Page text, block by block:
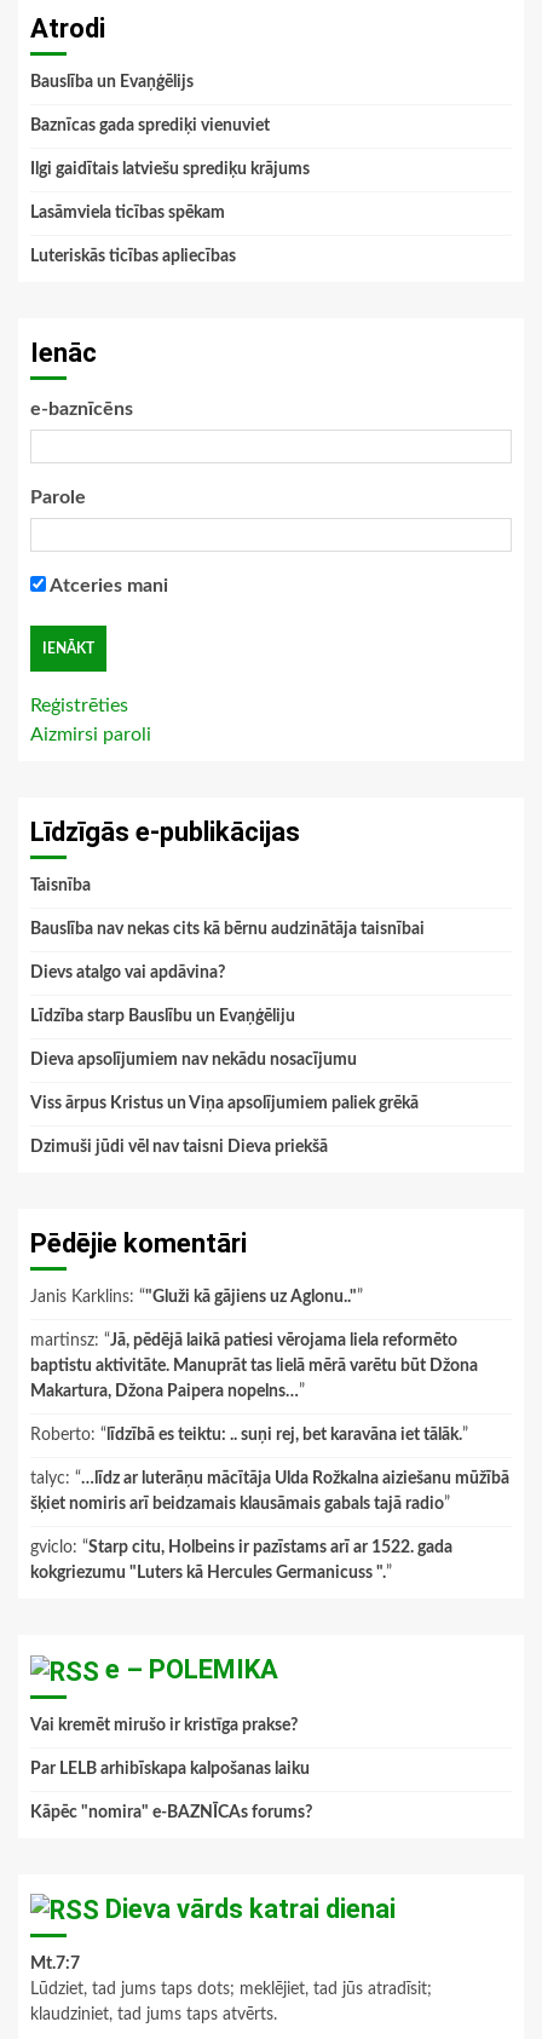
Atrodi
Bauslība un Evaņģēlijs
Baznīcas gada sprediķi vienuviet
Ilgi gaidītais latviešu sprediķu krājums
Lasāmviela ticības spēkam
Luteriskās ticības apliecības
Ienāc
e-baznīcēns
Parole
Atceries mani
Reģistrēties
Aizmirsi paroli
Līdzīgās e-publikācijas
Taisnība
Bauslība nav nekas cits kā bērnu audzinātāja taisnībai
Dievs atalgo vai apdāvina?
Līdzība starp Bauslību un Evaņģēliju
Dieva apsolījumiem nav nekādu nosacījumu
Viss ārpus Kristus un Viņa apsolījumiem paliek grēkā
Dzimuši jūdi vēl nav taisni Dieva priekšā
Pēdējie komentāri
Janis Karklins: “"Gluži kā gājiens uz Aglonu.."”
martinsz: “Jā, pēdējā laikā patiesi vērojama liela reformēto
baptistu aktivitāte. Manuprāt tas lielā mērā varētu būt Džona
Makartura, Džona Paipera nopelns…”
Roberto: “ līdzībā es teiktu: .. suņi rej, bet karavāna iet tālāk.”
talyc: “…līdz ar luterāņu mācītāja Ulda Rožkalna aiziešanu mūžībā
šķiet nomiris arī beidzamais klausāmais gabals tajā radio”
gviclo: “Starp citu, Holbeins ir pazīstams arī ar 1522. gada
kokgriezumu "Luters kā Hercules Germanicuss ".”
e – POLEMIKA
Vai kremēt mirušo ir kristīga prakse?
Par LELB arhibīskapa kalpošanas laiku
Kāpēc "nomira" e-BAZNĪCAs forums?
Dieva vārds katrai dienai
Mt.7:7
Lūdziet, tad jums taps dots; meklējiet, tad jūs atradīsit;
klaudziniet, tad jums taps atvērts.